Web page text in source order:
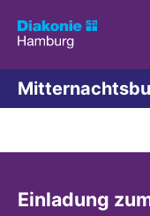
Einladung